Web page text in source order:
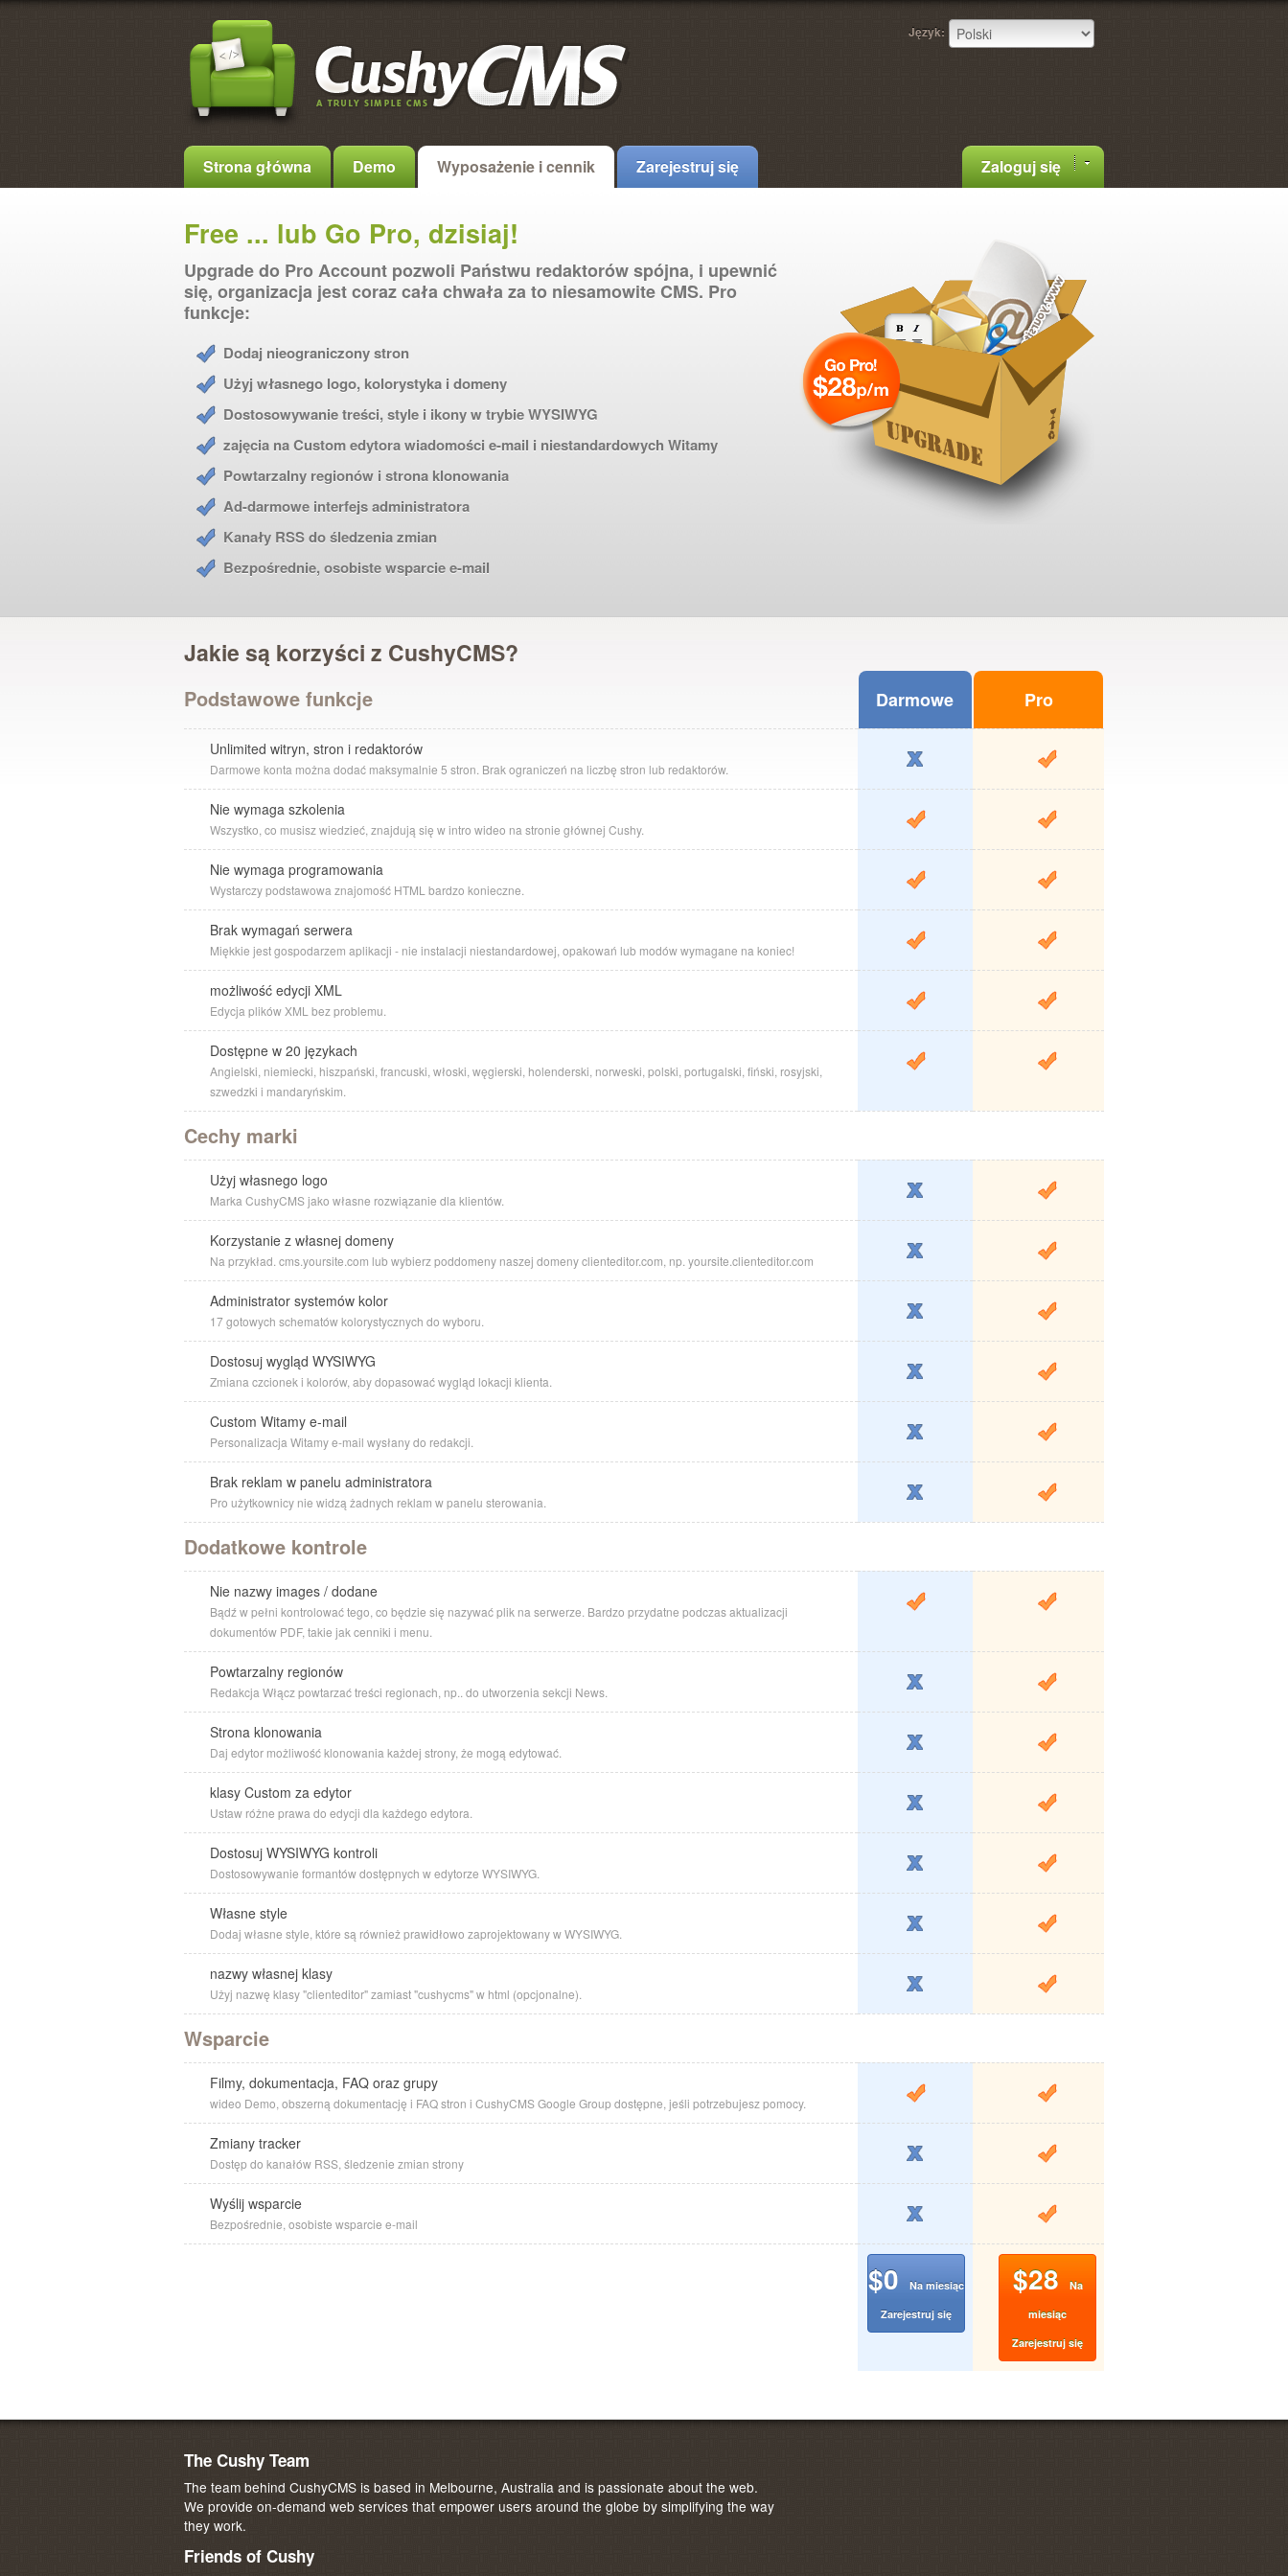
Język:
Strona główna Demo Wyposażenie i cennik Zarejestruj się Zaloguj się
Free ... lub Go Pro, dzisiaj!
Upgrade do Pro Account pozwoli Państwu redaktorów spójna, i upewnić
się, organizacja jest coraz cała chwała za to niesamowite CMS. Pro
funkcje:
Dodaj nieograniczony stron
Użyj własnego logo, kolorystyka i domeny
Dostosowywanie treści, style i ikony w trybie WYSIWYG
zajęcia na Custom edytora wiadomości e-mail i niestandardowych Witamy
Powtarzalny regionów i strona klonowania
Ad-darmowe interfejs administratora
Kanały RSS do śledzenia zmian
Bezpośrednie, osobiste wsparcie e-mail
Jakie są korzyści z CushyCMS?
Podstawowe funkcje Darmowe Pro
Unlimited witryn, stron i redaktorów
Darmowe konta można dodać maksymalnie 5 stron. Brak ograniczeń na liczbę stron lub redaktorów.
Nie wymaga szkolenia
Wszystko, co musisz wiedzieć, znajdują się w intro wideo na stronie głównej Cushy.
Nie wymaga programowania
Wystarczy podstawowa znajomość HTML bardzo konieczne.
Brak wymagań serwera
Miękkie jest gospodarzem aplikacji - nie instalacji niestandardowej, opakowań lub modów wymagane na koniec!
możliwość edycji XML
Edycja plików XML bez problemu.
Dostępne w 20 językach
Angielski, niemiecki, hiszpański, francuski, włoski, węgierski, holenderski, norweski, polski, portugalski, fiński, rosyjski,
szwedzki i mandaryńskim.
Cechy marki
Użyj własnego logo
Marka CushyCMS jako własne rozwiązanie dla klientów.
Korzystanie z własnej domeny
Na przykład. cms.yoursite.com lub wybierz poddomeny naszej domeny clienteditor.com, np. yoursite.clienteditor.com
Administrator systemów kolor
17 gotowych schematów kolorystycznych do wyboru.
Dostosuj wygląd WYSIWYG
Zmiana czcionek i kolorów, aby dopasować wygląd lokacji klienta.
Custom Witamy e-mail
Personalizacja Witamy e-mail wysłany do redakcji.
Brak reklam w panelu administratora
Pro użytkownicy nie widzą żadnych reklam w panelu sterowania.
Dodatkowe kontrole
Nie nazwy images / dodane
Bądź w pełni kontrolować tego, co będzie się nazywać plik na serwerze. Bardzo przydatne podczas aktualizacji
dokumentów PDF, takie jak cenniki i menu.
Powtarzalny regionów
Redakcja Włącz powtarzać treści regionach, np.. do utworzenia sekcji News.
Strona klonowania
Daj edytor możliwość klonowania każdej strony, że mogą edytować.
klasy Custom za edytor
Ustaw różne prawa do edycji dla każdego edytora.
Dostosuj WYSIWYG kontroli
Dostosowywanie formantów dostępnych w edytorze WYSIWYG.
Własne style
Dodaj własne style, które są również prawidłowo zaprojektowany w WYSIWYG.
nazwy własnej klasy
Użyj nazwę klasy "clienteditor" zamiast "cushycms" w html (opcjonalne).
Wsparcie
Filmy, dokumentacja, FAQ oraz grupy
wideo Demo, obszerną dokumentację i FAQ stron i CushyCMS Google Group dostępne, jeśli potrzebujesz pomocy.
Zmiany tracker
Dostęp do kanałów RSS, śledzenie zmian strony
Wyślij wsparcie
Bezpośrednie, osobiste wsparcie e-mail
$0
Na miesiąc
Zarejestruj się
$28
Na
miesiąc
Zarejestruj się
The Cushy Team
The team behind CushyCMS is based in Melbourne, Australia and is passionate about the web.
We provide on-demand web services that empower users around the globe by simplifying the way
they work.
Friends of Cushy